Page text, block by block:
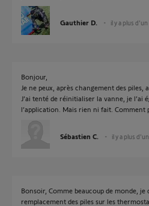
Gauthier D. il y a plus d'un
Bonjour,
Je ne peux, après changement des piles,
J’ai tenté de réinitialiser la vanne, je l’ai
l’application. Mais rien ni fait. Comment
Sébastien C. il y a plus
Bonsoir, Comme beaucoup de monde, je
remplacement des piles sur les